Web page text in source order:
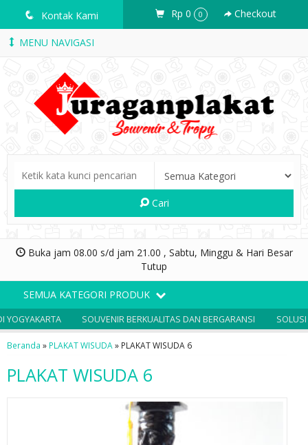
q Kontak Kami Rp 0 0 Checkout
MENU NAVIGASI
Cari
Buka jam 08.00 s/d jam 21.00 , Sabtu, Minggu & Hari Besar
Tutup
SEMUA KATEGORI PRODUK
SOUVENIR BERKUALITAS DAN BERGARANSI SOLUSI
Beranda » PLAKAT WISUDA » PLAKAT WISUDA 6
PLAKAT WISUDA 6